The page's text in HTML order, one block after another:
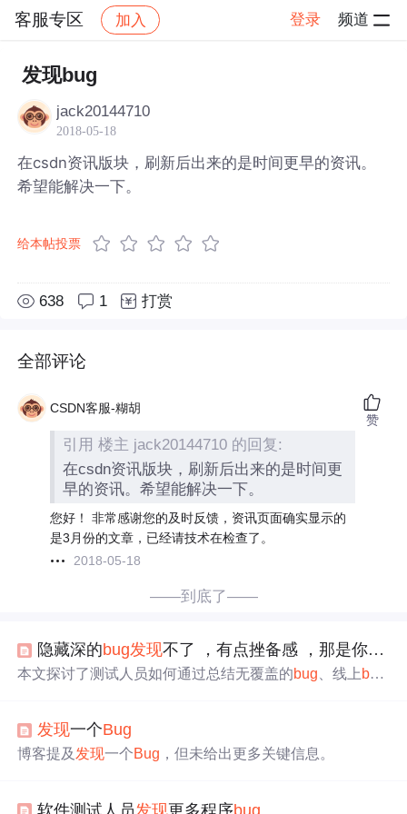
客服专区 加入 登录 频道
社区
发现bug
jack20144710
2018-05-18
在csdn资讯版块，刷新后出来的是时间更早的资讯。
希望能解决一下。
给本帖投票
638 1 打赏
全部评论
CSDN客服-糊胡
引用 楼主 jack20144710 的回复:
在csdn资讯版块，刷新后出来的是时间更
早的资讯。希望能解决一下。
您好！ 非常感谢您的及时反馈，资讯页面确实显示的
是3月份的文章，已经请技术在检查了。
2018-05-18
赞
——到底了——
隐藏深的bug发现不了 ，有点挫备感 ，那是你没有进行
本文探讨了测试人员如何通过总结无覆盖的bug 、线上 bug
试质量和效率。
发现一个Bug
博客提及 发现一个Bug ，但未给出更多关键信息。
软件测试人员发现更多程序bug